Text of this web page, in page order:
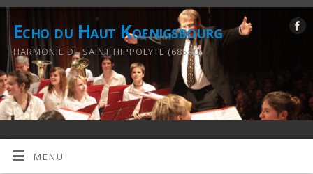
Echo du Haut Koenigsbourg
HARMONIE DE SAINT HIPPOLYTE (68590)
MENU